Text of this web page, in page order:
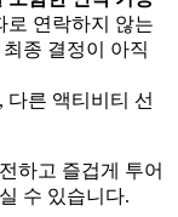
로 연락하지 않는
종 결정이 아직
다른 액티비티 선
하고 즐겁게 투어
수 있습니다.